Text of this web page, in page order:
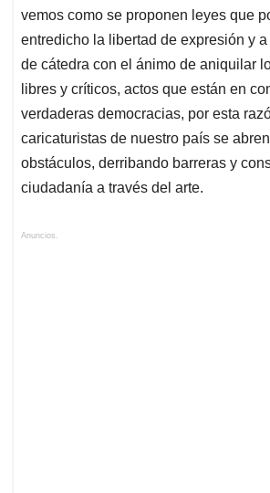
vemos como se proponen leyes que
entredicho la libertad de expresión y
de cátedra con el ánimo de aniquilar
libres y críticos, actos que están en
verdaderas democracias, por esta
caricaturistas de nuestro país se
obstáculos, derribando barreras y
ciudadanía a través del arte.
Anuncios.